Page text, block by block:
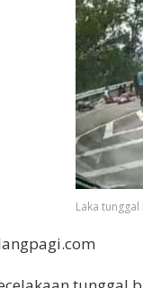
Laka